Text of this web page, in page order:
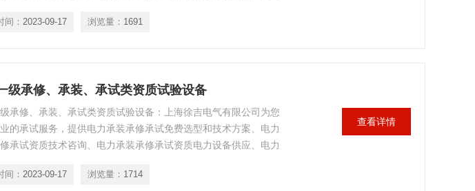
务。我司提供的所有承试设备，三年质保终身保修，让您售后无
间： 2023-09-17 浏览量： 1691
级承修、承装、承试类资质试验设备
承修、承装、承试类资质试验设备：上海徐吉电气有限公司为您
的承试服务，提供电力承装承修承试免费选型和技术方案、电力
承试资质技术咨询、电力承装承修承试资质电力设备供应、电力
务。我司提供的所有承试设备，三年质保终身保修，让您售后无
间： 2023-09-17 浏览量： 1714
查看详情